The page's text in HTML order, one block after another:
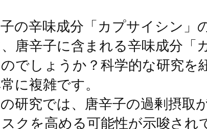
の辛味成分「カプサイシン」
唐辛子に含まれる辛味成分「
でしょうか？科学的な研究を
に複雑です。
研究では、唐辛子の過剰摂取
クを高める可能性が示唆され